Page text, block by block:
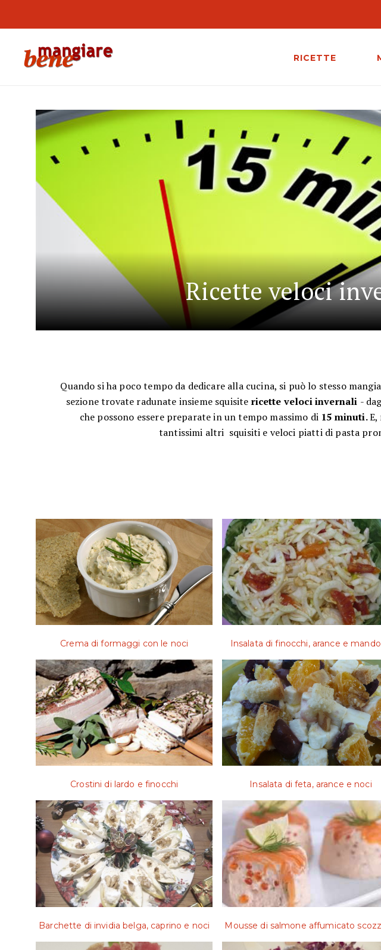
RICETTE
Ricette veloci
Quando si ha poco tempo da dedicare alla cucina, si può lo stesso
sezione trovate radunate insieme squisite ricette veloci invernali -
che possono essere preparate in un tempo massimo di 15 minuti.E,
tantissimi altri squisiti e veloci piatti di pasta
Crema di formaggi con le noci Insalata di finocchi, arance e
Crostini di lardo e finocchi Insalata di feta, arance e noci
Barchette di invidia belga, caprino e noci Mousse di salmone affumicato